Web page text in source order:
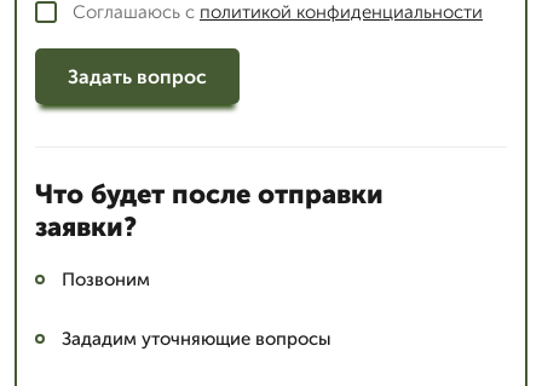
Соглашаюсь с политикой конфиденциальности
Задать вопрос
Что будет после отправки
заявки?
Позвоним
Зададим уточняющие вопросы